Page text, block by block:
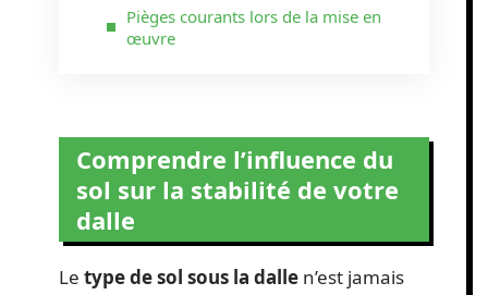
Pièges courants lors de la mise en
œuvre
Comprendre l’influence du
sol sur la stabilité de votre
dalle
Le type de sol sous la dalle n’est jamais